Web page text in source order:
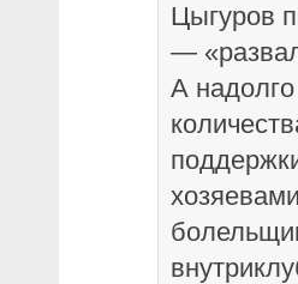
Цыгуров
—
А